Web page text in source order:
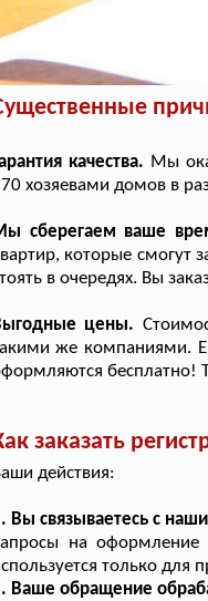
качества. Мы
хозяевами домов в
сберегаем ваше
которые смогут
в очередях. Вы
цены.
же компаниями.
бесплатно!
заказать
действия:
Вы связываетесь с
на оформление
только для
Ваше обращение